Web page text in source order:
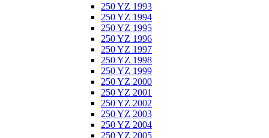
250 YZ 1993
250 YZ 1994
250 YZ 1995
250 YZ 1996
250 YZ 1997
250 YZ 1998
250 YZ 1999
250 YZ 2000
250 YZ 2001
250 YZ 2002
250 YZ 2003
250 YZ 2004
250 YZ 2005